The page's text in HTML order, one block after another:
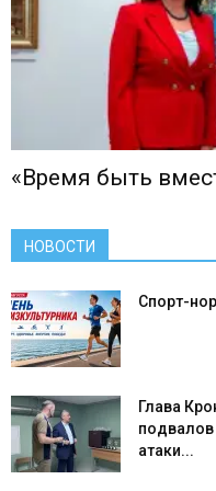
«Время быть
НОВОСТИ
Спорт-
Глава
атаки...